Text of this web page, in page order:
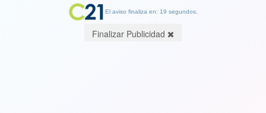
El aviso finaliza en: 19 segundos.
Finalizar Publicidad